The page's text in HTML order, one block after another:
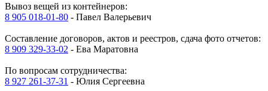
Вывоз вещей из контейнеров:
8 905 018-01-80 - Павел Валерьевич
Составление договоров, актов и реестров, сдача фото отчетов:
8 909 329-33-02 - Ева Маратовна
По вопросам сотрудничества:
8 927 261-37-31 - Юлия Сергеевна